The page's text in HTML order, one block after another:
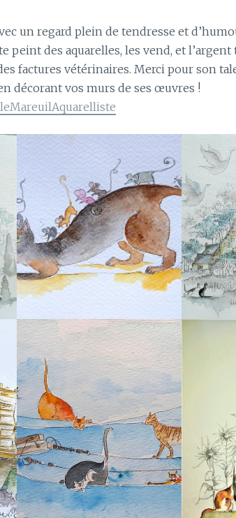
un regard plein de tendresse et
peint des aquarelles, les vend, et
factures vétérinaires. Merci pour son
décorant vos murs de ses œuvres !